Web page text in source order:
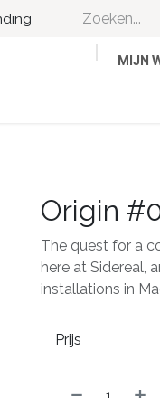
MIJN
Origin
The quest for a
here at Sidereal,
installations in
Prijs